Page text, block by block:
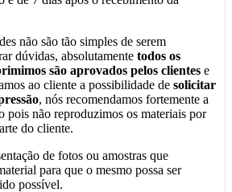
não são tão simples de serem
dúvidas, absolutamente todos os
são aprovados pelos clientes e
ao cliente a possibilidade de solicitar
, nós recomendamos fortemente a
pois não reproduzimos os materiais por
do cliente.
de fotos ou amostras que
para que o mesmo possa ser
possível.